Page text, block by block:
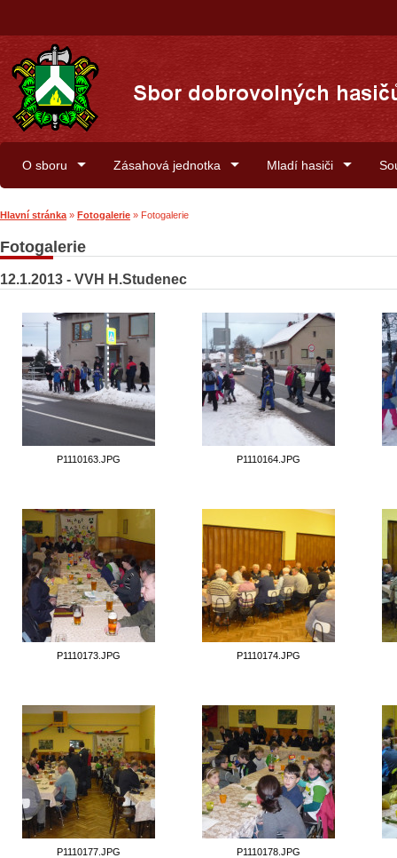
O sboru Zásahová jednotka Mladí hasiči
Hlavní stránka » Fotogalerie » Fotogalerie
Fotogalerie
12.1.2013 - VVH H.Studenec
P1110163.JPG P1110164.JPG
P1110173.JPG P1110174.JPG
P1110177.JPG P1110178.JPG